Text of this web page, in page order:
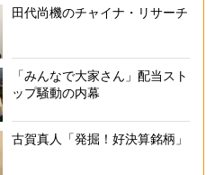
田代尚機のチャイナ・リサーチ
「みんなで大家さん」配当スト
ップ騒動の内幕
古賀真人「発掘！好決算銘柄」